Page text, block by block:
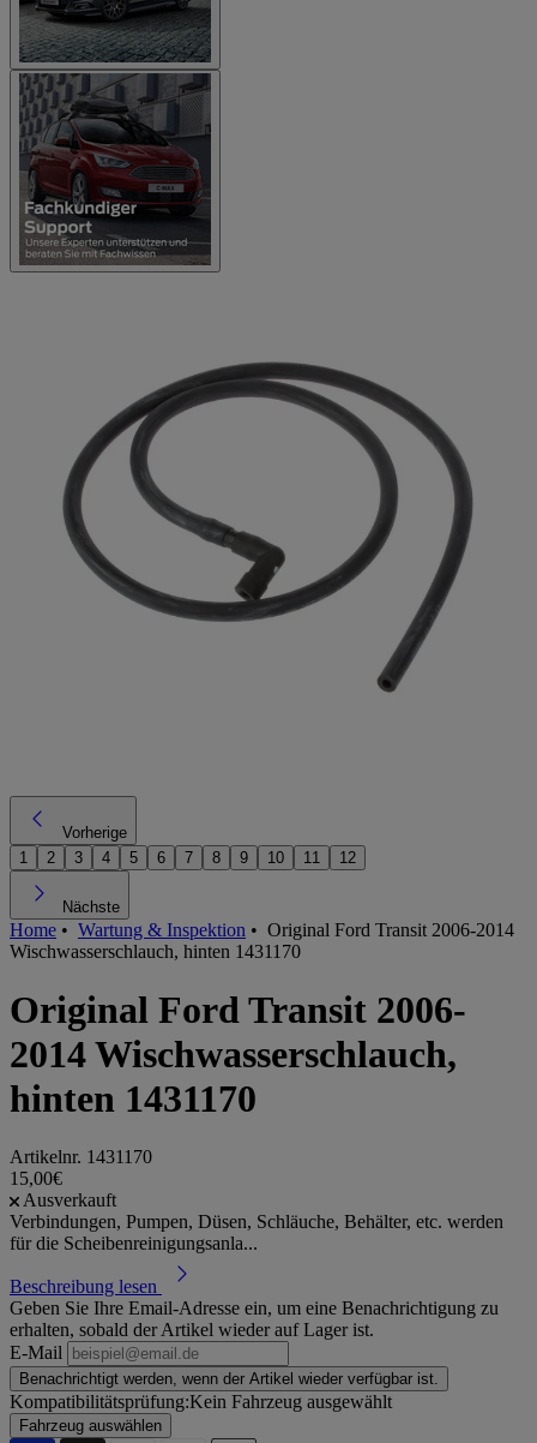
Vorherige
1
2 3 4 5 6 7 8 9 10 11 12
Nächste
Home • Wartung & Inspektion • Original Ford Transit 2006-2014
Wischwasserschlauch, hinten 1431170
Original Ford Transit 2006-
2014 Wischwasserschlauch,
hinten 1431170
Artikelnr. 1431170
15,00€
Ausverkauft
Verbindungen, Pumpen, Düsen, Schläuche, Behälter, etc. werden
für die Scheibenreinigungsanla...
Beschreibung lesen
Geben Sie Ihre Email-Adresse ein, um eine Benachrichtigung zu
erhalten, sobald der Artikel wieder auf Lager ist.
E-Mail
Benachrichtigt werden, wenn der Artikel wieder verfügbar ist.
Kompatibilitätsprüfung:Kein Fahrzeug ausgewählt
Fahrzeug auswählen